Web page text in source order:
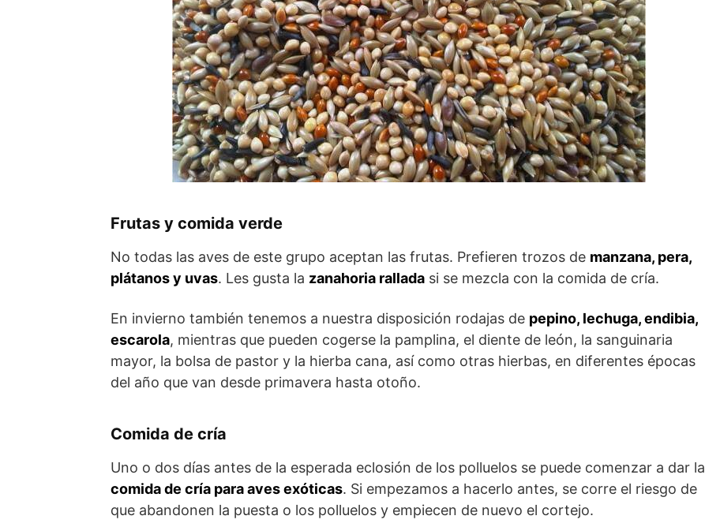
Frutas y comida verde
No todas las aves de este grupo aceptan las frutas. Prefieren trozos de manzana, pera,
plátanos y uvas. Les gusta la zanahoria rallada si se mezcla con la comida de cría.
En invierno también tenemos a nuestra disposición rodajas de pepino, lechuga, endibia,
escarola, mientras que pueden cogerse la pamplina, el diente de león, la sanguinaria
mayor, la bolsa de pastor y la hierba cana, así como otras hierbas, en diferentes épocas
del año que van desde primavera hasta otoño.
Comida de cría
Uno o dos días antes de la esperada eclosión de los polluelos se puede comenzar a dar la
comida de cría para aves exóticas. Si empezamos a hacerlo antes, se corre el riesgo de
que abandonen la puesta o los polluelos y empiecen de nuevo el cortejo.